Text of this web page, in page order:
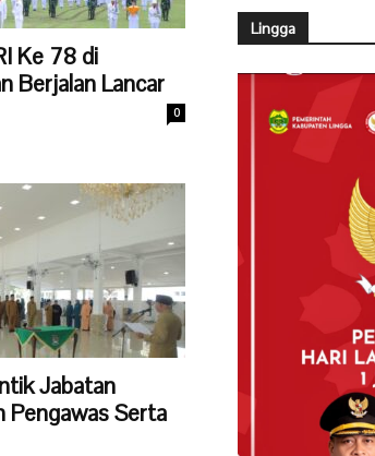
Ke 78 di
Berjalan Lancar
0
Jabatan
Serta
Lingga